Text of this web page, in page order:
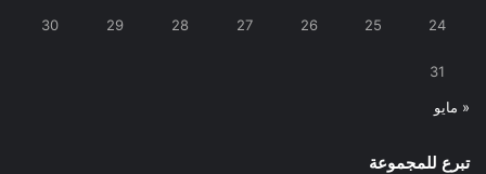
24
25
26
27
28
29
30
31
« مايو
تبرع للمجموعة